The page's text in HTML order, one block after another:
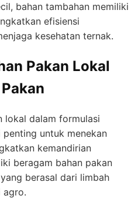
bahan tambahan memiliki
efisiensi
kesehatan ternak.
Pakan Lokal
lokal dalam formulasi
untuk menekan
kemandirian
beragam bahan pakan
berasal dari limbah
agro.